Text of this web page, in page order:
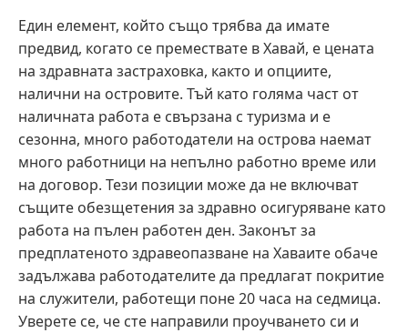
Един елемент, който също трябва да имате
предвид, когато се премествате в Хавай, е цената
на здравната застраховка, както и опциите,
налични на островите. Тъй като голяма част от
наличната работа е свързана с туризма и е
сезонна, много работодатели на острова наемат
много работници на непълно работно време или
на договор. Тези позиции може да не включват
същите обезщетения за здравно осигуряване като
работа на пълен работен ден. Законът за
предплатеното здравеопазване на Хаваите обаче
задължава работодателите да предлагат покритие
на служители, работещи поне 20 часа на седмица.
Уверете се, че сте направили проучването си и